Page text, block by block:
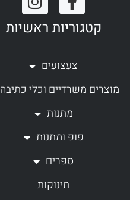
a
c
b
o
k
f
n
s
a
r
a
קטגוריות ראשיות
צעצועים
מוצרים משרדיים וכלי כתיבה
מתנות
פופ ומתנות
ספרים
תינוקות